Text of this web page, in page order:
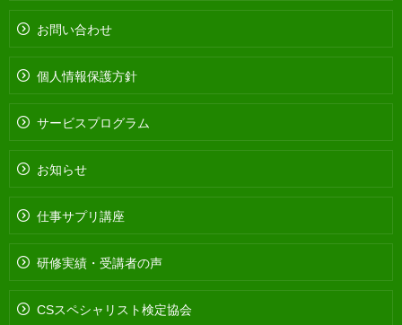
お問い合わせ
個人情報保護方針
サービスプログラム
お知らせ
仕事サプリ講座
研修実績・受講者の声
CSスペシャリスト検定協会